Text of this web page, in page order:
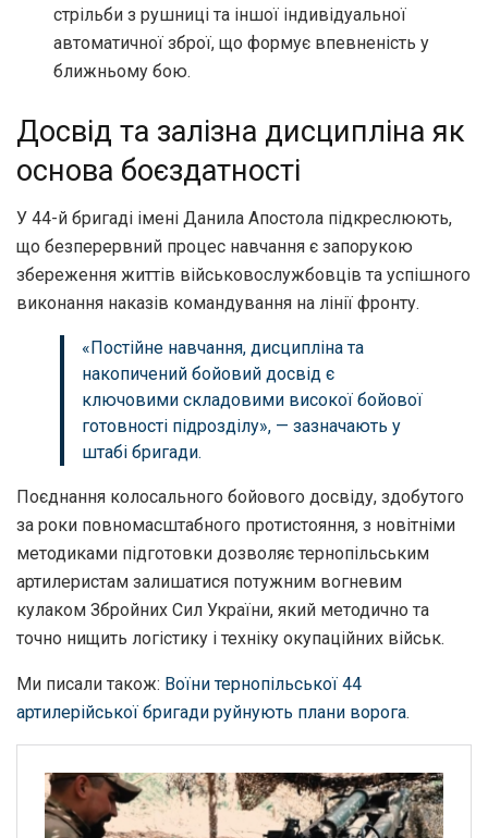
стрільби з рушниці та іншої індивідуальної
автоматичної зброї, що формує впевненість у
ближньому бою.
Досвід та залізна дисципліна як
основа боєздатності
У 44-й бригаді імені Данила Апостола підкреслюють,
що безперервний процес навчання є запорукою
збереження життів військовослужбовців та успішного
виконання наказів командування на лінії фронту.
«Постійне навчання, дисципліна та
накопичений бойовий досвід є
ключовими складовими високої бойової
готовності підрозділу», — зазначають у
штабі бригади.
Поєднання колосального бойового досвіду, здобутого
за роки повномасштабного протистояння, з новітніми
методиками підготовки дозволяє тернопільським
артилеристам залишатися потужним вогневим
кулаком Збройних Сил України, який методично та
точно нищить логістику і техніку окупаційних військ.
Ми писали також: Воїни тернопільської 44
артилерійської бригади руйнують плани ворога.